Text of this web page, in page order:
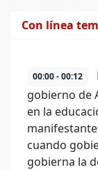
Con línea
00:00 - 00:12
gobierno de
en la
cuando
gobierna la